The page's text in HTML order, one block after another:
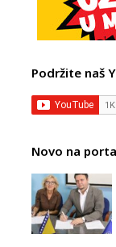
Podržite naš
Novo na